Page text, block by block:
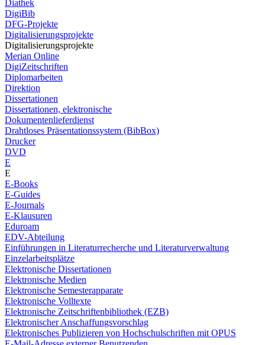
Diathek
DigiBib
DFG-Projekte
Digitalisierungsprojekte
Digitalisierungsprojekte
Merian Online
DigiZeitschriften
Diplomarbeiten
Direktion
Dissertationen
Dissertationen, elektronische
Dokumentenlieferdienst
Drahtloses Präsentationssystem (BibBox)
Drucker
DVD
E
E
E-Books
E-Guides
E-Journals
E-Klausuren
Eduroam
EDV-Abteilung
Einführungen in Literaturrecherche und Literaturverwaltung
Einzelarbeitsplätze
Elektronische Dissertationen
Elektronische Medien
Elektronische Semesterapparate
Elektronische Volltexte
Elektronische Zeitschriftenbibliothek (EZB)
Elektronischer Anschaffungsvorschlag
Elektronisches Publizieren von Hochschulschriften mit OPUS